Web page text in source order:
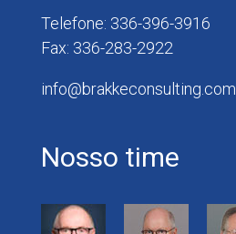
Telefone: 336-396-3916
Fax: 336-283-2922
info@brakkeconsulting.com
Nosso time